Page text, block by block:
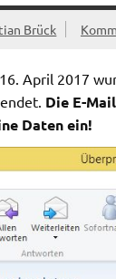
Brück
April 2017
Die E-
Daten ein!